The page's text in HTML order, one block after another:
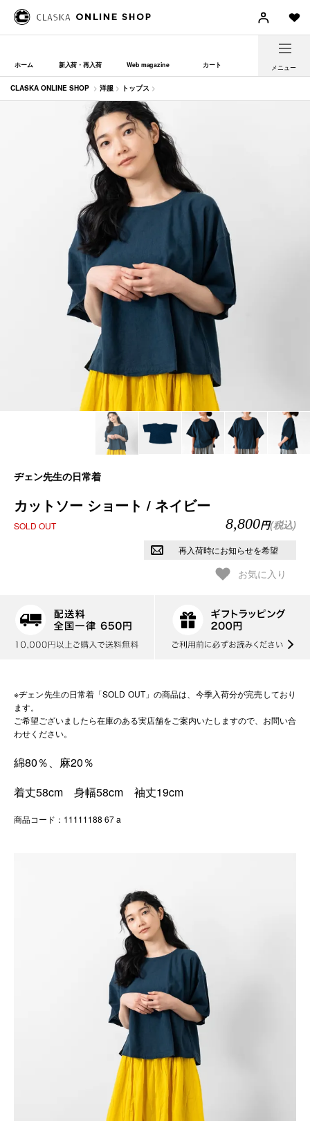
ホーム 新入荷・再入荷 Web magazine カート メニュー
CLASKA ONLINE SHOP > 洋服 > トップス >
ヂェン先生の日常着
カットソー ショート / ネイビー
SOLD OUT 8,800円(税込)
再入荷時にお知らせを希望
お気に入り
※ヂェン先生の日常着「SOLD OUT」の商品は、今季入荷分が完売しており
ます。
ご希望ございましたら在庫のある実店舗をご案内いたしますので、お問い合
わせください。
綿80％、麻20％
着丈58cm 身幅58cm 袖丈19cm
商品コード：11111188 67 a